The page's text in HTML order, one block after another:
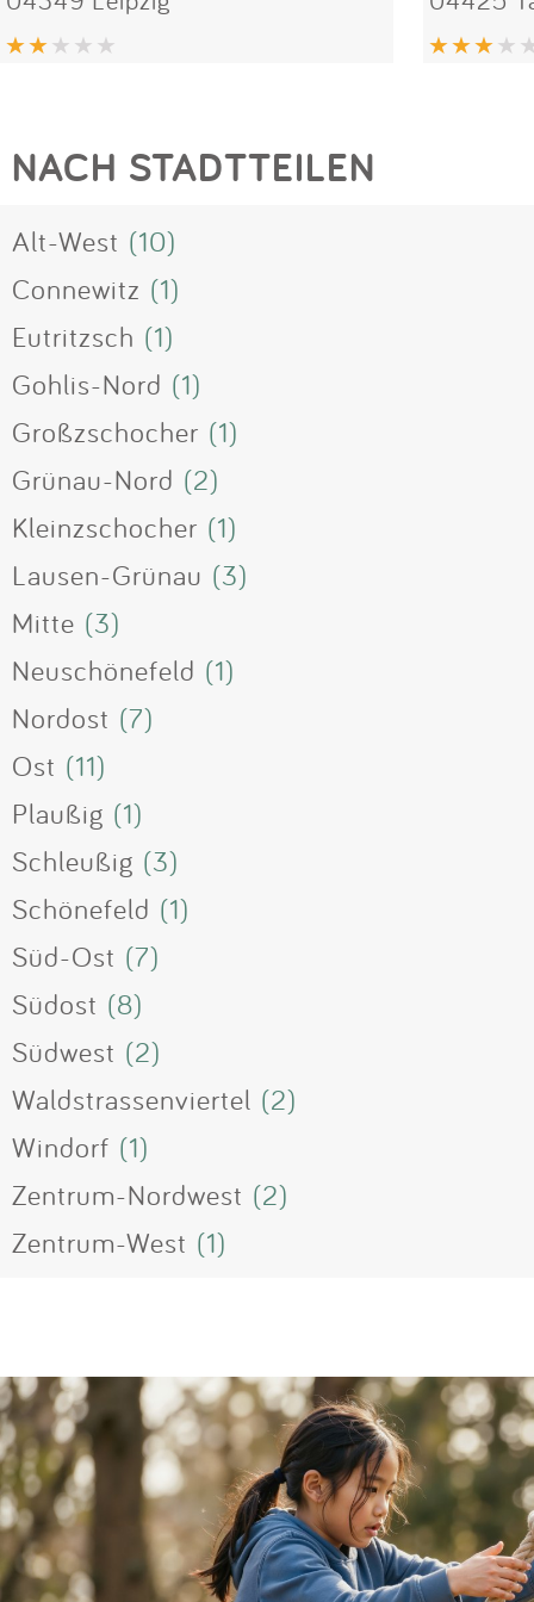
NACH STADTTEILEN
Alt-West (10)
Connewitz (1)
Eutritzsch (1)
Gohlis-Nord (1)
Großzschocher (1)
Grünau-Nord (2)
Kleinzschocher (1)
Lausen-Grünau (3)
Mitte (3)
Neuschönefeld (1)
Nordost (7)
Ost (11)
Plaußig (1)
Schleußig (3)
Schönefeld (1)
Süd-Ost (7)
Südost (8)
Südwest (2)
Waldstrassenviertel (2)
Windorf (1)
Zentrum-Nordwest (2)
Zentrum-West (1)